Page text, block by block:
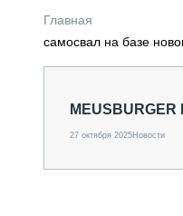
ОБЗОР
Главная
самосвал на базе
27 октября 2025Новости